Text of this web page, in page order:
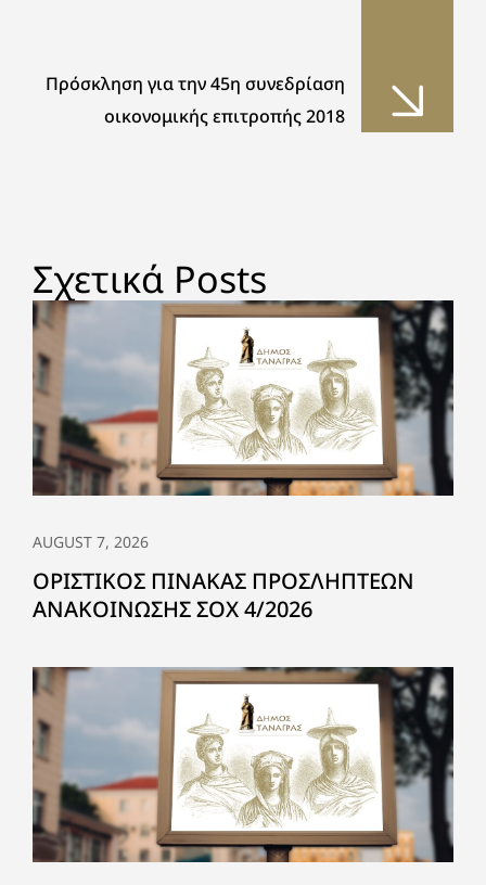
Πρόσκληση για την 45η συνεδρίαση
οικονομικής επιτροπής 2018
Σχετικά Posts
AUGUST 7, 2026
ΟΡΙΣΤΙΚΟΣ ΠΙΝΑΚΑΣ ΠΡΟΣΛΗΠΤΕΩΝ
ΑΝΑΚΟΙΝΩΣΗΣ ΣΟΧ 4/2026